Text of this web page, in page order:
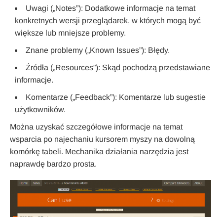
Uwagi („Notes”): Dodatkowe informacje na temat
konkretnych wersji przeglądarek, w których mogą być
większe lub mniejsze problemy.
Znane problemy („Known Issues”): Błędy.
Źródła („Resources”): Skąd pochodzą przedstawiane
informacje.
Komentarze („Feedback”): Komentarze lub sugestie
użytkowników.
Można uzyskać szczegółowe informacje na temat
wsparcia po najechaniu kursorem myszy na dowolną
komórkę tabeli. Mechanika działania narzędzia jest
naprawdę bardzo prosta.